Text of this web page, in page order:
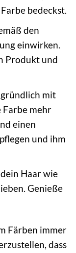
bedeckst.
den
einwirken.
Produkt und
gründlich mit
Farbe mehr
einen
und ihm
Haar wie
Genieße
Färben immer
dass